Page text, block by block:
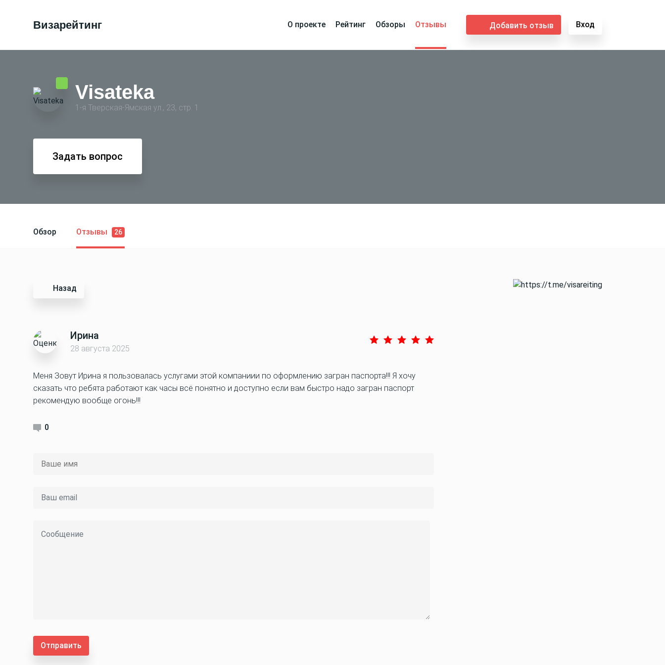
Визарейтинг О проекте Рейтинг Обзоры Отзывы Добавить отзыв Вход
Visateka
1-я Тверская-Ямская ул., 23, стр. 1
Задать вопрос
Обзор Отзывы 26
Назад
Ирина
28 августа 2025
Меня Зовут Ирина я пользовалась услугами этой компаниии по оформлению загран паспорта!!! Я хочу
сказать что ребята работают как часы всё понятно и доступно если вам быстро надо загран паспорт
рекомендую вообще огонь!!!
0
Отправить